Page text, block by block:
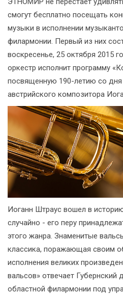
смогут бесплатно посещать
музыки в исполнении
филармонии. Первый из них
воскресенье, 25 октября 2015
оркестр исполнит программу
посвященную 190-летию со
австрийского композитора
Иоганн Штраус вошел в
случайно - его перу
этого жанра. Знаменитые
классика, поражающая своим
исполнения великих
вальсов» отвечает Губернский
областной филармонии под